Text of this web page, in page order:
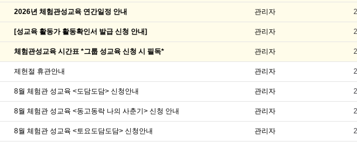
2026년 체험관성교육 연간일정 안내 관리자
[성교육 활동가 활동확인서 발급 신청 안내] 관리자
체험관성교육 시간표 *그룹 성교육 신청 시 필독* 관리자
제헌절 휴관안내 관리자
8월 체험관 성교육 <도담도담> 신청안내 관리자
8월 체험관 성교육 <동고동락 나의 사춘기> 신청 안내 관리자
8월 체험관 성교육 <토요도담도담> 신청안내 관리자